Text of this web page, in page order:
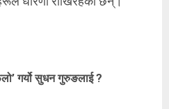
गर्यो सुधन गुरुङलाई ?